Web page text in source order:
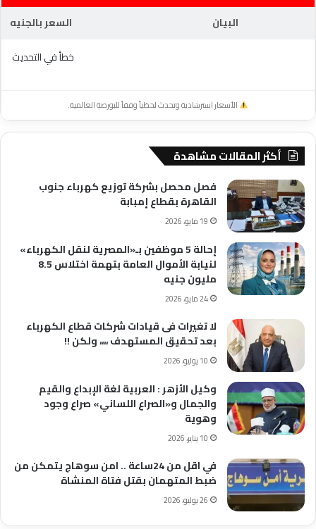
البيان
السعر بالجنيه
خطأ في التحديث
الأسعار استرشادية وتحدث لحظياً وفقاً للبورصة العالمية.
أكثر المقالات مشاهدة
فصل محصل بشركة توزيع كهرباء جنوب
القاهرة بقطاع إمبابة
19 مايو، 2026
إحالة 5 موظفين بـ«المصرية لنقل الكهرباء»
لنيابة الأموال العامة بتهمة اختلاس 8.5
مليون جنيه
24 مايو، 2026
لا تغيرات فى قيادات شركات قطاع الكهرباء
بعد تحقيق المستهدف ،،،، ولكن !!
10 يوليو، 2026
وكيل الأزهر : العربية لغة الإبداع والقيم
والجمال و«الصراع اللساني» صراع وجود
وهوية
10 يناير، 2026
في اقل من 24ساعة .. امن سوهاج يتمكن من
ضبط المتهمان بقتل فتاة المنشاة
26 يوليو، 2026